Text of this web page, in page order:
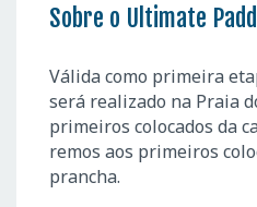
Sobre o Ultimate
Válida como primeira
será realizado na Praia
primeiros colocados da
remos aos primeiros
prancha.